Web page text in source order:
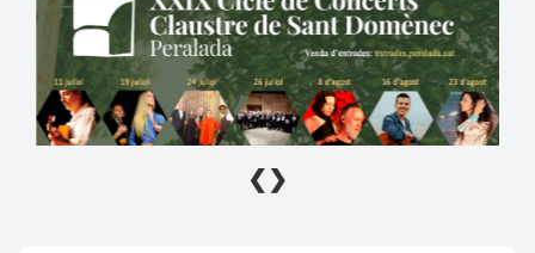
❮ ❯